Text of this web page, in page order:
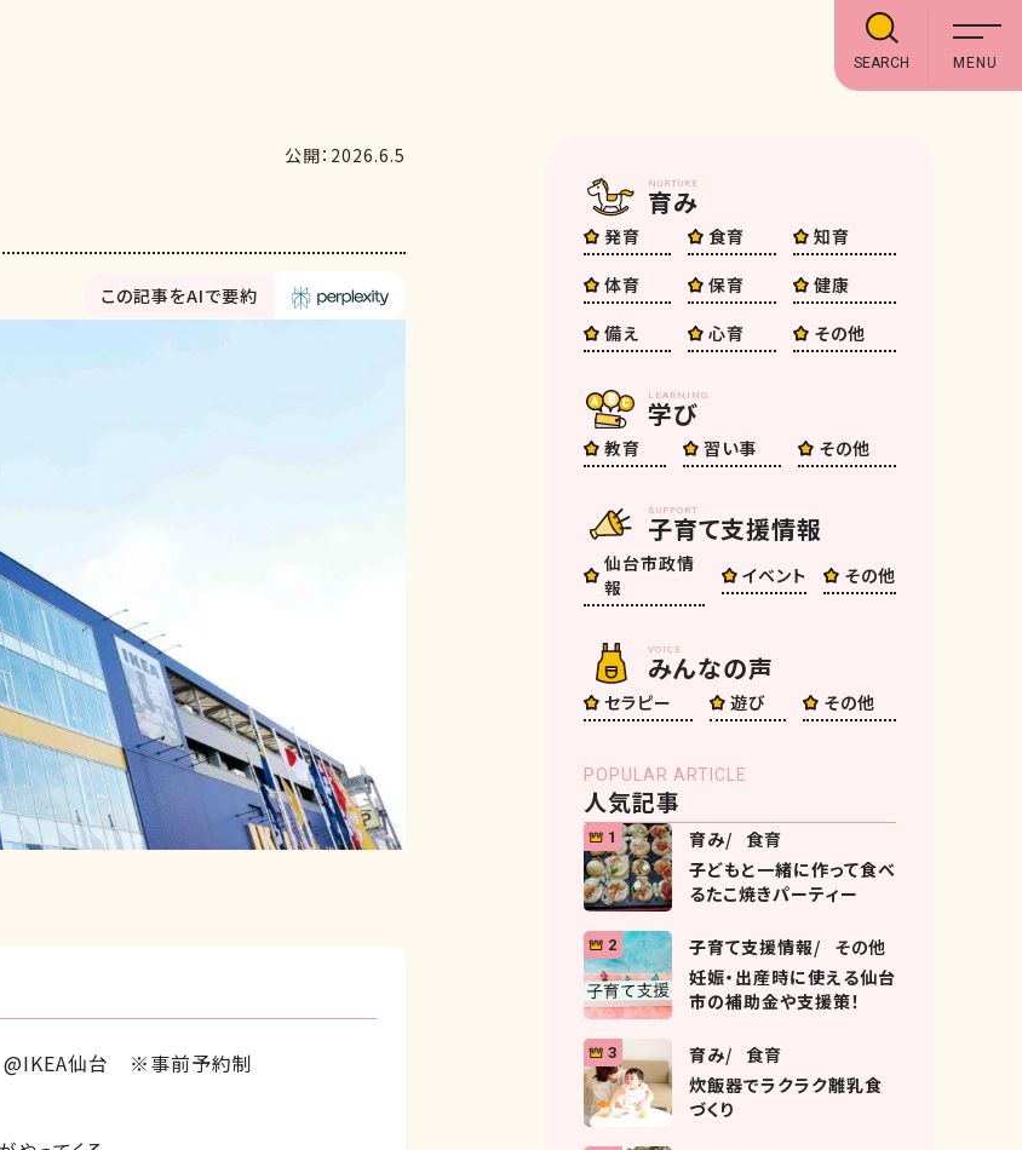
SEARCH
公開：2026.6.5
この記事をAIで要約
@IKEA仙台 ※事前予約制
NURTURE
育み
発育 食育
知育
体育
保育
健康
備え
心育 その他
LEARNING
学び
教育 習い事 その他
SUPPORT
子育て支援情報
仙台市政情
報
イベント その他
VOICE
みんなの声
セラピー 遊び その他
POPULAR ARTICLE
人気記事
1 育み
食育
子どもと一緒に作って食べ
るたこ焼きパーティー
2 子育て支援情報
その他
妊娠・出産時に使える仙台
市の補助金や支援策！
3 育み
食育
炊飯器でラクラク離乳食
づくり